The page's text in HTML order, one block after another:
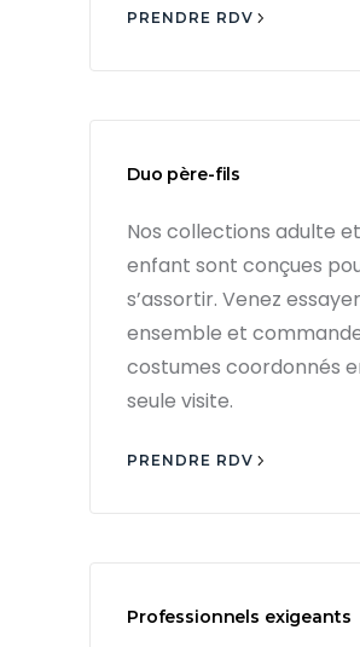
PRENDRE RDV
Duo père-fils
Nos collections adulte et
enfant sont conçues
s’assortir. Venez essayer
ensemble et
costumes coordonnés
seule visite.
PRENDRE RDV
Professionnels exigeants